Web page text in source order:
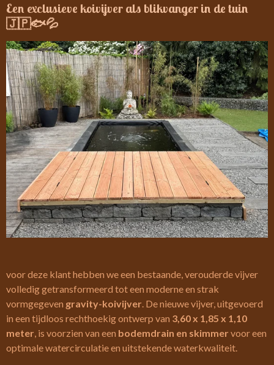
Een exclusieve koivijver als blikvanger in de tuin
🇯🇵🐟💦
voor deze klant hebben we een bestaande, verouderde vijver
volledig getransformeerd tot een moderne en strak
vormgegeven gravity-koivijver. De nieuwe vijver, uitgevoerd
in een tijdloos rechthoekig ontwerp van 3,60 x 1,85 x 1,10
meter, is voorzien van een bodemdrain en skimmer voor een
optimale watercirculatie en uitstekende waterkwaliteit.